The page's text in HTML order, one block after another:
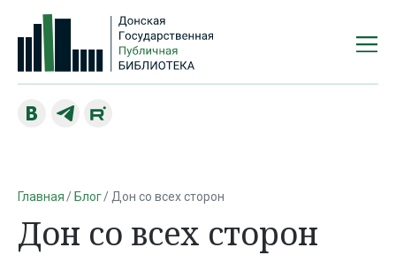
Главная Блог Дон со всех сторон
Дон со всех сторон